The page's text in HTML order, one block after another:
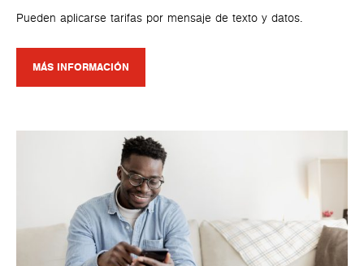
Pueden aplicarse tarifas por mensaje de texto y datos.
MÁS INFORMACIÓN